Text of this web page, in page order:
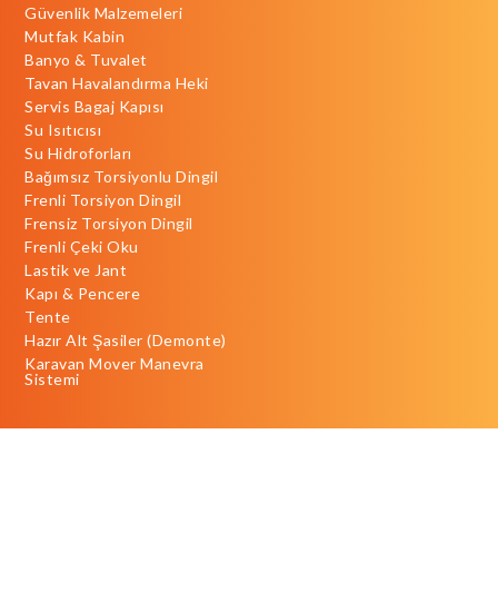
Güvenlik Malzemeleri
Mutfak Kabin
Banyo & Tuvalet
Tavan Havalandırma Heki
Servis Bagaj Kapısı
Su Isıtıcısı
Su Hidroforları
Bağımsız Torsiyonlu Dingil
Frenli Torsiyon Dingil
Frensiz Torsiyon Dingil
Frenli Çeki Oku
Lastik ve Jant
Kapı & Pencere
Tente
Hazır Alt Şasiler (Demonte)
Karavan Mover Manevra
Sistemi